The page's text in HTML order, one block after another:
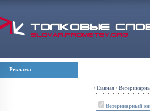
Реклама
/ Главная /
Ветеринарный